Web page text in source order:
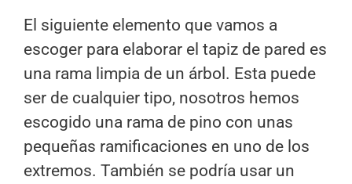
El siguiente elemento que vamos a
escoger para elaborar el tapiz de pared es
una rama limpia de un árbol. Esta puede
ser de cualquier tipo, nosotros hemos
escogido una rama de pino con unas
pequeñas ramificaciones en uno de los
extremos. También se podría usar un